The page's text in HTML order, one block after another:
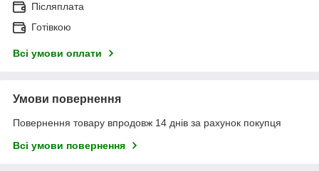
Післяплата
Готівкою
Всі умови оплати
Умови повернення
Повернення товару впродовж 14 днів за рахунок покупця
Всі умови повернення